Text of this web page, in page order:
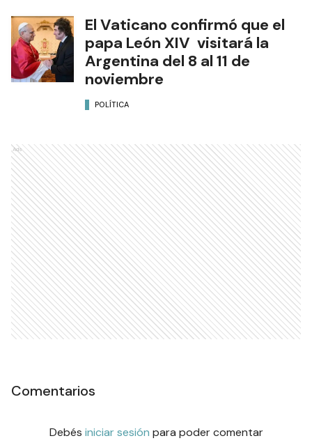
El Vaticano confirmó que el
papa León XIV visitará la
Argentina del 8 al 11 de
noviembre
POLÍTICA
Ads
Comentarios
Debés iniciar sesión para poder comentar